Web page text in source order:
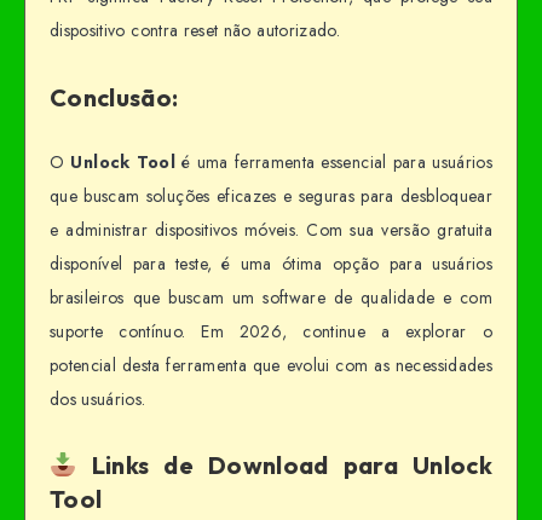
dispositivo contra reset não autorizado.
Conclusão:
O Unlock Tool é uma ferramenta essencial para usuários
que buscam soluções eficazes e seguras para desbloquear
e administrar dispositivos móveis. Com sua versão gratuita
disponível para teste, é uma ótima opção para usuários
brasileiros que buscam um software de qualidade e com
suporte contínuo. Em 2026, continue a explorar o
potencial desta ferramenta que evolui com as necessidades
dos usuários.
Links de Download para Unlock
Tool